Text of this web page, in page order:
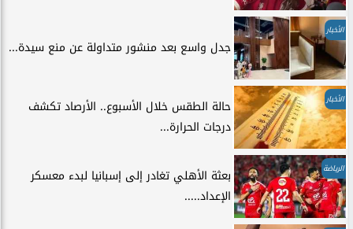
الأخبار
جدل واسع بعد منشور متداولة عن منع سيدة...
الأخبار
حالة الطقس خلال الأسبوع.. الأرصاد تكشف
درجات الحرارة...
الرياضة
بعثة الأهلي تغادر إلى إسبانيا لبدء معسكر
الإعداد.....